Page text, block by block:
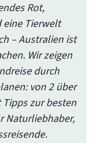
Rot,
eine Tierwelt
– Australien ist
Wir zeigen
durch
von 2 über
Tipps zur besten
Naturliebhaber,